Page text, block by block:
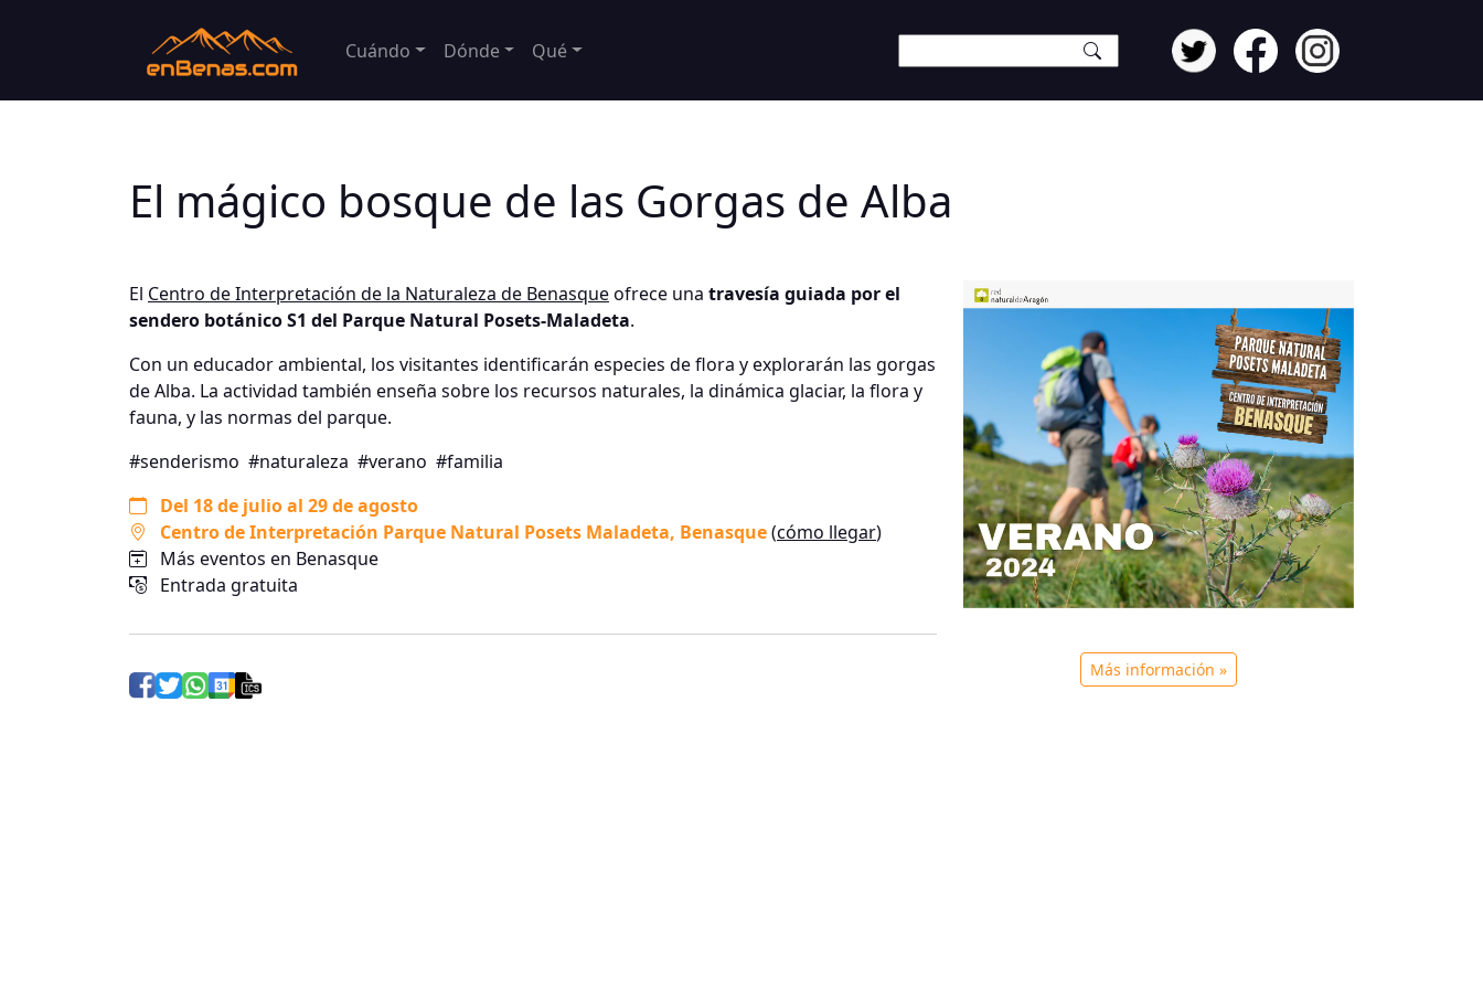
Cuándo Dónde Qué
El mágico bosque de las Gorgas de Alba
El Centro de Interpretación de la Naturaleza de Benasqueofrece una travesía guiada por el
sendero botánico S1 del Parque Natural Posets-Maladeta.
Con un educador ambiental, los visitantes identificarán especies de flora y explorarán las gorgas
de Alba. La actividad también enseña sobre los recursos naturales, la dinámica glaciar, la flora y
fauna, y las normas del parque.
#senderismo #naturaleza #verano #familia
Del 18 de julio al 29 de agosto
Centro de Interpretación Parque Natural Posets Maladeta, Benasque(cómo llegar)
Más eventos en Benasque
Entrada gratuita
Más información »